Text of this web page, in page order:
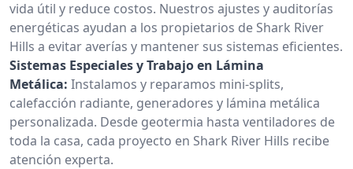
vida útil y reduce costos. Nuestros ajustes y auditorías
energéticas ayudan a los propietarios de Shark River
Hills a evitar averías y mantener sus sistemas eficientes.
Sistemas Especiales y Trabajo en Lámina
Metálica: Instalamos y reparamos mini-splits,
calefacción radiante, generadores y lámina metálica
personalizada. Desde geotermia hasta ventiladores de
toda la casa, cada proyecto en Shark River Hills recibe
atención experta.